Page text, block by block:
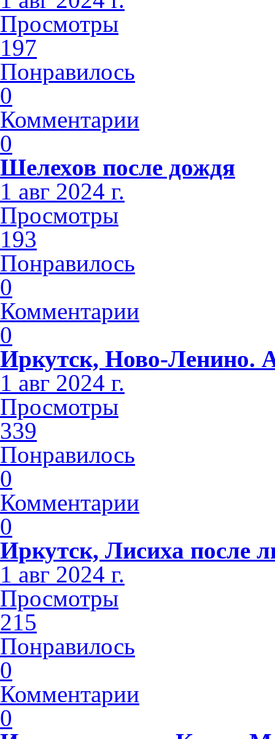
Просмотры
197
Понравилось
0
Комментарии
0
Шелехов после дождя
1 авг 2024 г.
Просмотры
193
Понравилось
0
Комментарии
0
Иркутск, Ново-Ленино.
1 авг 2024 г.
Просмотры
339
Понравилось
0
Комментарии
0
Иркутск, Лисиха после
1 авг 2024 г.
Просмотры
215
Понравилось
0
Комментарии
0